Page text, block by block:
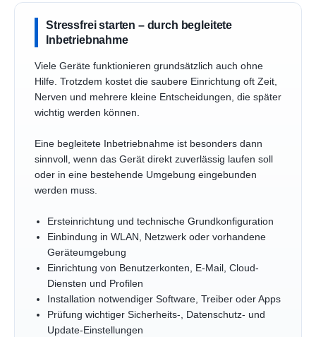
Stressfrei starten – durch begleitete
Inbetriebnahme
Viele Geräte funktionieren grundsätzlich auch ohne
Hilfe. Trotzdem kostet die saubere Einrichtung oft Zeit,
Nerven und mehrere kleine Entscheidungen, die später
wichtig werden können.
Eine begleitete Inbetriebnahme ist besonders dann
sinnvoll, wenn das Gerät direkt zuverlässig laufen soll
oder in eine bestehende Umgebung eingebunden
werden muss.
Ersteinrichtung und technische Grundkonfiguration
Einbindung in WLAN, Netzwerk oder vorhandene
Geräteumgebung
Einrichtung von Benutzerkonten, E-Mail, Cloud-
Diensten und Profilen
Installation notwendiger Software, Treiber oder Apps
Prüfung wichtiger Sicherheits-, Datenschutz- und
Update-Einstellungen